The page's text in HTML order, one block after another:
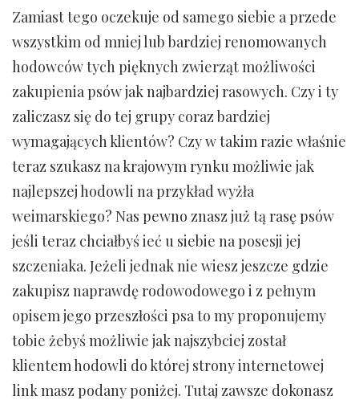
Zamiast tego oczekuje od samego siebie a przede
wszystkim od mniej lub bardziej renomowanych
hodowców tych pięknych zwierząt możliwości
zakupienia psów jak najbardziej rasowych. Czy i ty
zaliczasz się do tej grupy coraz bardziej
wymagających klientów? Czy w takim razie właśnie
teraz szukasz na krajowym rynku możliwie jak
najlepszej hodowli na przykład wyżła
weimarskiego? Nas pewno znasz już tą rasę psów
jeśli teraz chciałbyś ieć u siebie na posesji jej
szczeniaka. Jeżeli jednak nie wiesz jeszcze gdzie
zakupisz naprawdę rodowodowego i z pełnym
opisem jego przeszłości psa to my proponujemy
tobie żebyś możliwie jak najszybciej został
klientem hodowli do której strony internetowej
link masz podany poniżej. Tutaj zawsze dokonasz